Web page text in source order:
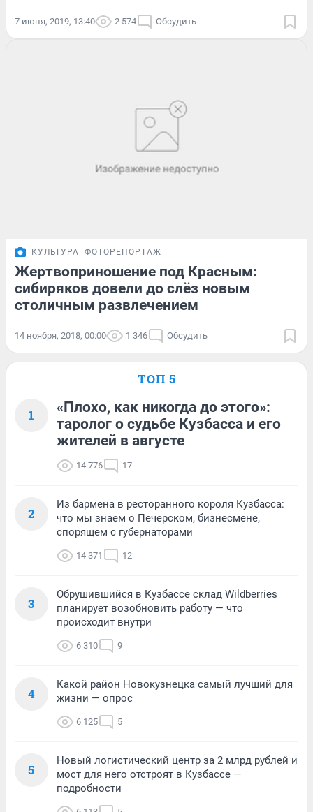
7 июня, 2019, 13:40 2 574 Обсудить
КУЛЬТУРА ФОТОРЕПОРТАЖ
Жертвоприношение под Красным:
сибиряков довели до слёз новым
столичным развлечением
14 ноября, 2018, 00:00 1 346 Обсудить
ТОП 5
1
«Плохо, как никогда до этого»:
таролог о судьбе Кузбасса и его
жителей в августе
14 776 17
2
Из бармена в ресторанного короля Кузбасса:
что мы знаем о Печерском, бизнесмене,
спорящем с губернаторами
14 371 12
3
Обрушившийся в Кузбассе склад Wildberries
планирует возобновить работу — что
происходит внутри
6 310 9
4
Какой район Новокузнецка самый лучший для
жизни — опрос
6 125 5
5
Новый логистический центр за 2 млрд рублей и
мост для него отстроят в Кузбассе —
подробности